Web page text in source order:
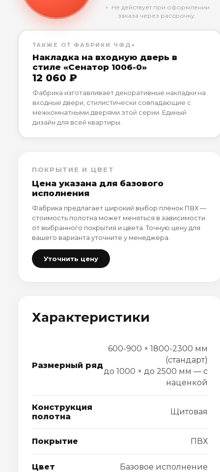
﹡ Не действует при оформлении
заказа через рассрочку.
ТАКЖЕ ОТ ФАБРИКИ ЧФД+
Накладка на входную дверь в
стиле «Сенатор 1006-0»
12 060 ₽
Фабрика изготавливает декоративные накладки на
входные двери, стилистически совпадающие с
межкомнатными дверями этой серии. Единый
дизайн для всей квартиры.
ПОКРЫТИЕ И ЦВЕТ
Цена указана для базового
исполнения
Фабрика предлагает широкий выбор плёнок ПВХ —
стоимость полотна может меняться в зависимости
от выбранного покрытия и цвета. Точную цену для
вашего варианта уточните у менеджера.
Уточнить цену
Характеристики
Размерный ряд
600-900 × 1800-2300 мм
(стандарт)
до 1000 × до 2500 мм — с
наценкой
Конструкция
полотна
Щитовая
Покрытие ПВХ
Цвет Базовое исполнение